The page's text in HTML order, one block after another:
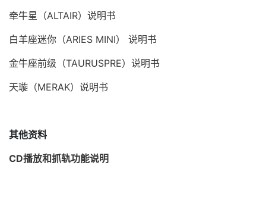
牵牛星（ALTAIR）说明书
白羊座迷你（ARIES MINI）
说明书
金牛座前级（TAURUSPRE）说明书
天璇（MERAK）说明书
其他资料
CD播放和抓轨功能说明